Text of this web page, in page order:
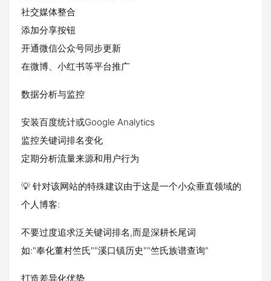
社交媒体整合
添加分享按钮
开通微信公众号同步更新
在微博、小红书等平台推广
数据分析与监控
安装百度统计或Google Analytics
监控关键词排名变化
定期分析流量来源和用户行为
💡 针对该网站的特殊建议由于这是一个小众垂直领域的
个人博客:
不要过度追求泛关键词排名,而是深耕长尾词
如:"奉化董村竺氏""溪口镇历史""竺氏族谱查询"
打造差异化优势